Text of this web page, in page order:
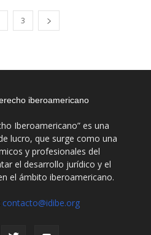
3
Iberoamericano” es una
lucro, que surge como una
y profesionales del
el desarrollo jurídico y el
el ámbito iberoamericano.
contacto@idibe.org